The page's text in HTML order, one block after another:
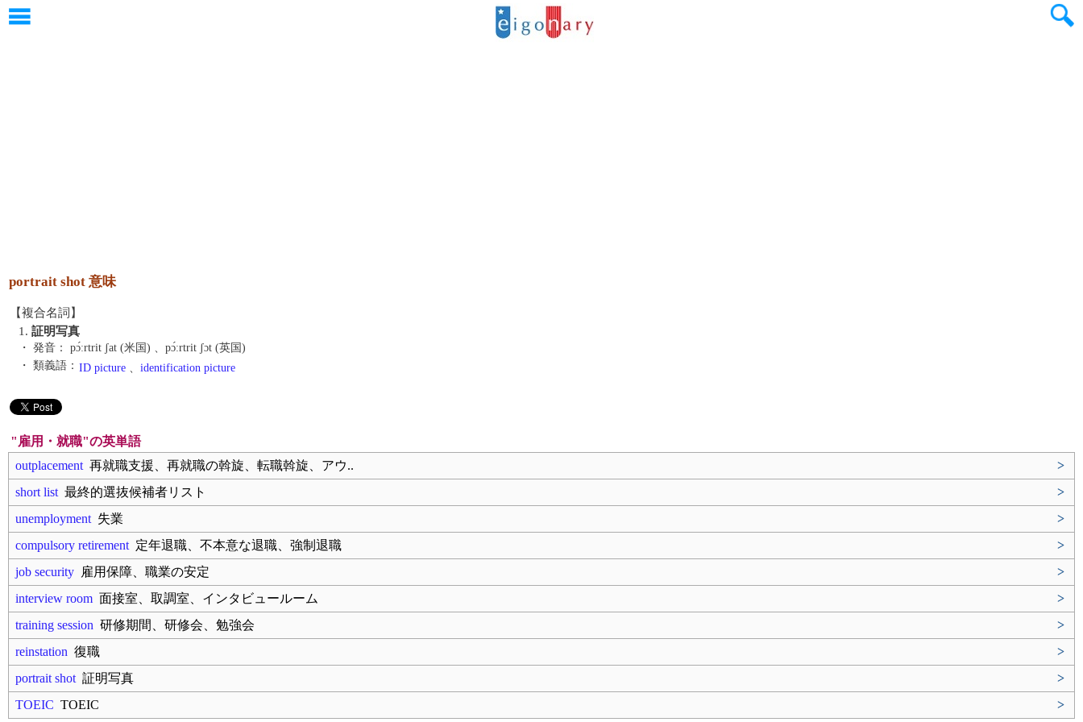
portrait shot 意味
【複合名詞】
1. 証明写真
・ 発音：
pɔ́ːrtrit ʃat (米国) 、pɔ́ːrtrit ʃɔt (英国)
・ 類義語： ID picture 、 identification picture
"雇用・就職"の英単語
outplacement 再就職支援、再就職の斡旋、転職斡旋、アウ..
>
short list 最終的選抜候補者リスト
>
unemployment 失業
>
compulsory retirement 定年退職、不本意な退職、強制退職
>
job security 雇用保障、職業の安定
>
interview room 面接室、取調室、インタビュールーム
>
training session 研修期間、研修会、勉強会
>
reinstation 復職
>
portrait shot 証明写真
>
TOEIC TOEIC >